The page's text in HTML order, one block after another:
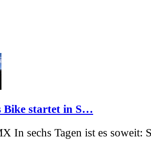
Bike startet in S…
In sechs Tagen ist es soweit: